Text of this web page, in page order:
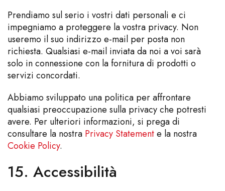
Prendiamo sul serio i vostri dati personali e ci
impegniamo a proteggere la vostra privacy. Non
useremo il suo indirizzo e-mail per posta non
richiesta. Qualsiasi e-mail inviata da noi a voi sarà
solo in connessione con la fornitura di prodotti o
servizi concordati.
Abbiamo sviluppato una politica per affrontare
qualsiasi preoccupazione sulla privacy che potresti
avere. Per ulteriori informazioni, si prega di
consultare la nostra Privacy Statemente la nostra
Cookie Policy.
15. Accessibilità